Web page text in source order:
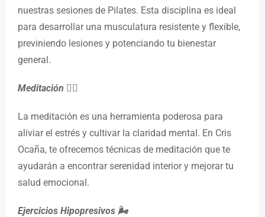
nuestras sesiones de Pilates. Esta disciplina es ideal
para desarrollar una musculatura resistente y flexible,
previniendo lesiones y potenciando tu bienestar
general.
Meditación 🧘‍♂️
La meditación es una herramienta poderosa para
aliviar el estrés y cultivar la claridad mental. En Cris
Ocaña, te ofrecemos técnicas de meditación que te
ayudarán a encontrar serenidad interior y mejorar tu
salud emocional.
Ejercicios Hipopresivos 🌬️